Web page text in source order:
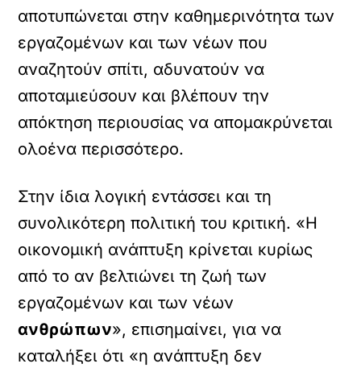
αποτυπώνεται στην καθημερινότητα των
εργαζομένων και των νέων που
αναζητούν σπίτι, αδυνατούν να
αποταμιεύσουν και βλέπουν την
απόκτηση περιουσίας να απομακρύνεται
ολοένα περισσότερο.
Στην ίδια λογική εντάσσει και τη
συνολικότερη πολιτική του κριτική. «Η
οικονομική ανάπτυξη κρίνεται κυρίως
από το αν βελτιώνει τη ζωή των
εργαζομένων και των νέων
ανθρώπων», επισημαίνει, για να
καταλήξει ότι «η ανάπτυξη δεν